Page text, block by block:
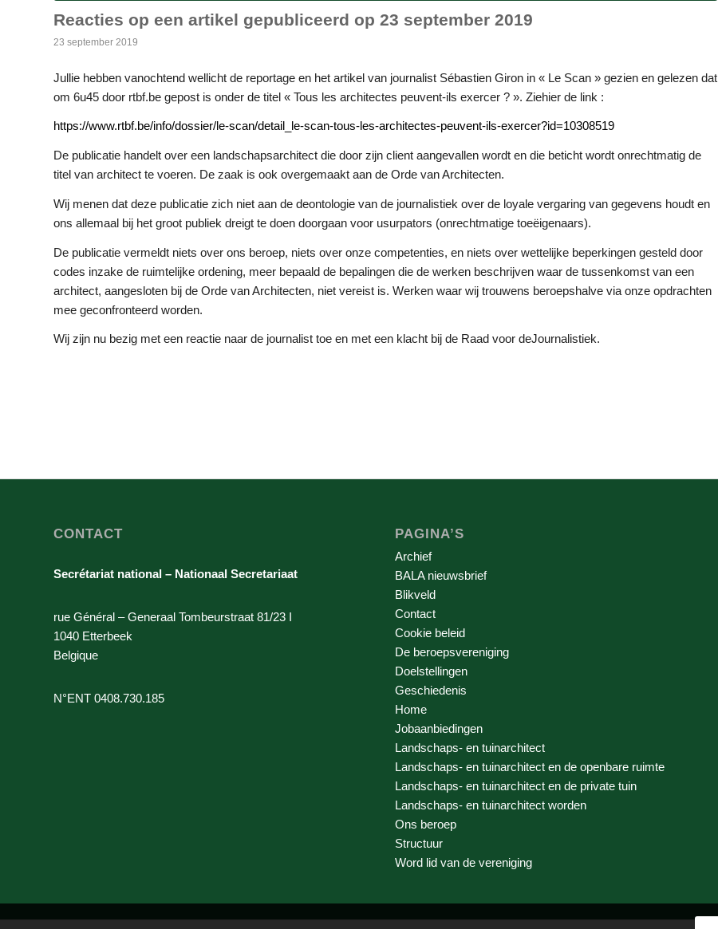
Reacties op een artikel gepubliceerd op 23 september 2019
23 september 2019
Jullie hebben vanochtend wellicht de reportage en het artikel van journalist Sébastien Giron in « Le Scan » gezien en gelezen dat
om 6u45 door rtbf.be gepost is onder de titel « Tous les architectes peuvent-ils exercer ? ». Ziehier de link :
https://www.rtbf.be/info/dossier/le-scan/detail_le-scan-tous-les-architectes-peuvent-ils-exercer?id=10308519
De publicatie handelt over een landschapsarchitect die door zijn client aangevallen wordt en die beticht wordt onrechtmatig de
titel van architect te voeren. De zaak is ook overgemaakt aan de Orde van Architecten.
Wij menen dat deze publicatie zich niet aan de deontologie van de journalistiek over de loyale vergaring van gegevens houdt en
ons allemaal bij het groot publiek dreigt te doen doorgaan voor usurpators (onrechtmatige toeëigenaars).
De publicatie vermeldt niets over ons beroep, niets over onze competenties, en niets over wettelijke beperkingen gesteld door
codes inzake de ruimtelijke ordening, meer bepaald de bepalingen die de werken beschrijven waar de tussenkomst van een
architect, aangesloten bij de Orde van Architecten, niet vereist is. Werken waar wij trouwens beroepshalve via onze opdrachten
mee geconfronteerd worden.
Wij zijn nu bezig met een reactie naar de journalist toe en met een klacht bij de Raad voor deJournalistiek.
CONTACT
Secrétariat national – Nationaal Secretariaat
rue Général – Generaal Tombeurstraat 81/23 I
1040 Etterbeek
Belgique
N°ENT 0408.730.185
PAGINA’S
Archief
BALA nieuwsbrief
Blikveld
Contact
Cookie beleid
De beroepsvereniging
Doelstellingen
Geschiedenis
Home
Jobaanbiedingen
Landschaps- en tuinarchitect
Landschaps- en tuinarchitect en de openbare ruimte
Landschaps- en tuinarchitect en de private tuin
Landschaps- en tuinarchitect worden
Ons beroep
Structuur
Word lid van de vereniging